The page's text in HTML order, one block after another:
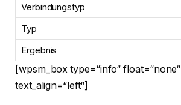
Verbindungstyp
Typ
Ergebnis
[wpsm_box type=“info“ float=“none“
text_align=“left“]